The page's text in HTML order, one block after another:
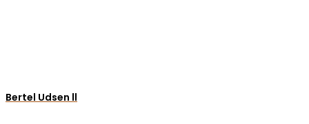
Bertel Udsen ll